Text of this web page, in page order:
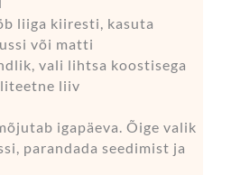
liiga kiiresti, kasuta
või matti
vali lihtsa koostisega
liiv
igapäeva. Õige valik
parandada seedimist ja